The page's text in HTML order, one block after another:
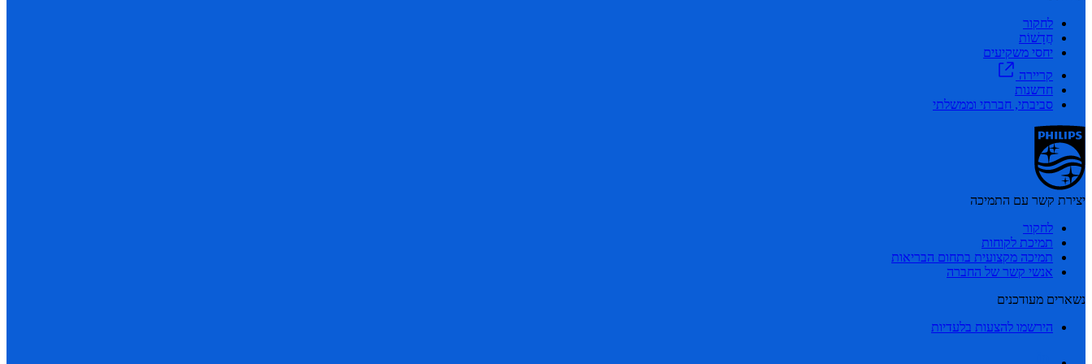
לחקור
חֲדָשׁוֹת
יחסי משקיעים
קריירה
חדשנות
סביבתי, חברתי וממשלתי
יצירת קשר עם התמיכה
לחקור
תמיכת לקוחות
תמיכה מקצועית בתחום הבריאות
אנשי קשר של החברה
נשארים מעודכנים
הירשמו להצעות בלעדיות